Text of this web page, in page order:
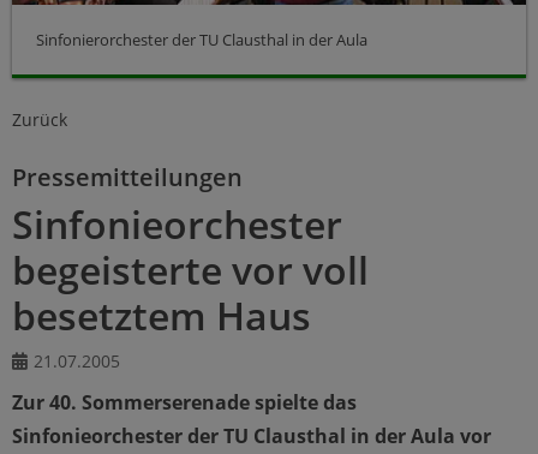
Sinfonierorchester der TU Clausthal in der Aula
Zurück
Pressemitteilungen
Sinfonieorchester
begeisterte vor voll
besetztem Haus
21.07.2005
Zur 40. Sommerserenade spielte das
Sinfonieorchester der TU Clausthal in der Aula vor